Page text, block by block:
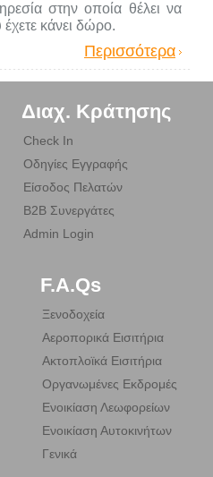
στην οποία θέλει να
κάνει δώρο.
Περισσότερα
Διαχ. Κράτησης
Check In
Οδηγίες Εγγραφής
Είσοδος Πελατών
B2B Συνεργάτες
Admin Login
F.A.Qs
Ξενοδοχεία
Αεροπορικά Εισιτήρια
Ακτοπλοϊκά Εισιτήρια
Οργανωμένες Εκδρομές
Ενοικίαση Λεωφορείων
Ενοικίαση Αυτοκινήτων
Γενικά